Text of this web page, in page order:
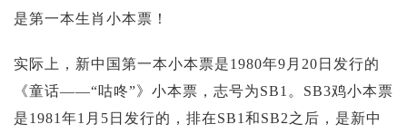
是第一本生肖小本票！
实际上，新中国第一本小本票是1980年9月20日发行的
《童话——“咕咚”》小本票，志号为SB1。SB3鸡小本票
是1981年1月5日发行的，排在SB1和SB2之后，是新中